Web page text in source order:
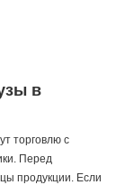
в
торговлю с
Перед
продукции. Если